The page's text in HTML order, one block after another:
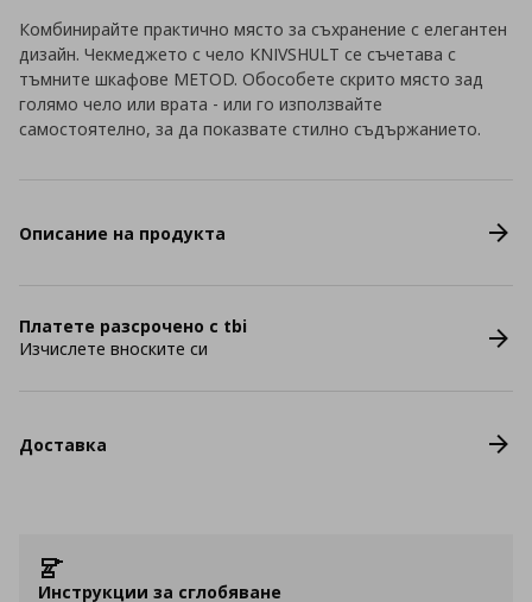
Комбинирайте практично място за съхранение с елегантен
дизайн. Чекмеджето с чело KNIVSHULT се съчетава с
тъмните шкафове METOD. Обособете скрито място зад
голямо чело или врата - или го използвайте
самостоятелно, за да показвате стилно съдържанието.
Описание на продукта
Платете разсрочено с tbi
Изчислете вноските си
Доставка
Инструкции за сглобяване